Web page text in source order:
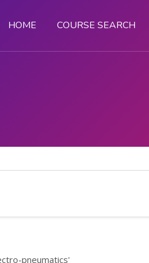
HOME COURSE SEARCH
pneumatics'